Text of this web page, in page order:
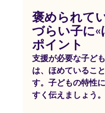
褒められて
づらい子に
ポイント
支援が必要な子ど
は、ほめているこ
す。子どもの特性
すく伝えましょう。